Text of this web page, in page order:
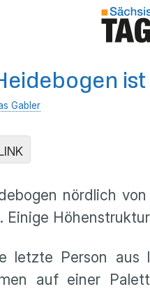
Gabler
nördlich
letzte Person
auf einer